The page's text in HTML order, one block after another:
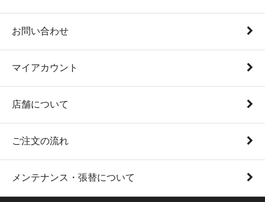
お問い合わせ
マイアカウント
店舗について
ご注文の流れ
メンテナンス・張替について